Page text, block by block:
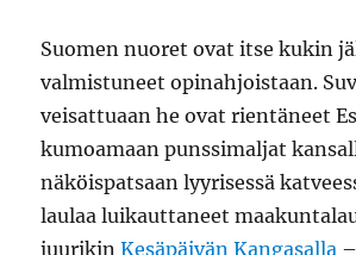
Suomen nuoret ovat itse kukin
valmistuneet opinahjoistaan.
veisattuaan he ovat rientäneet
kumoamaan punssimaljat
näköispatsaan lyyrisessä
laulaa luikauttaneet
juurikinKesäpäivän Kangasalla